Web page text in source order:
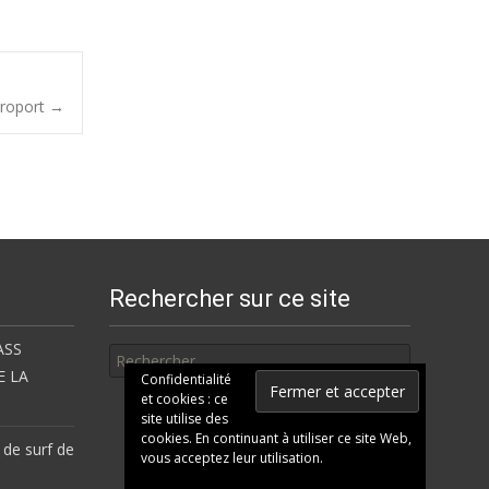
→
LA
surf de
Rechercher sur ce site
Confidentialité
et cookies : ce
site utilise des
cookies. En continuant à utiliser ce site Web,
vous acceptez leur utilisation.